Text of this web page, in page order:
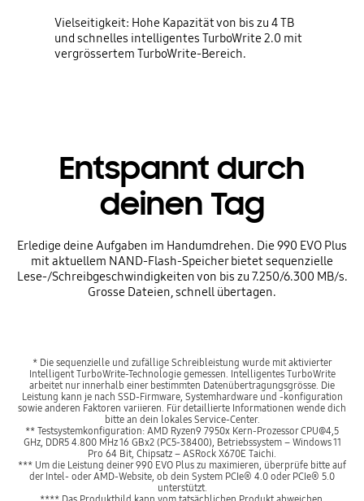
Vielseitigkeit: Hohe Kapazität von bis zu 4 TB
und schnelles intelligentes TurboWrite 2.0 mit
vergrössertem TurboWrite-Bereich.
Entspannt durch
deinen Tag
Erledige deine Aufgaben im Handumdrehen. Die 990 EVO Plus
mit aktuellem NAND-Flash-Speicher bietet sequenzielle
Lese-/Schreibgeschwindigkeiten von bis zu 7.250/6.300 MB/s.
Grosse Dateien, schnell übertagen.
* Die sequenzielle und zufällige Schreibleistung wurde mit aktivierter
Intelligent TurboWrite-Technologie gemessen. Intelligentes TurboWrite
arbeitet nur innerhalb einer bestimmten Datenübertragungsgrösse. Die
Leistung kann je nach SSD-Firmware, Systemhardware und -konfiguration
sowie anderen Faktoren variieren. Für detaillierte Informationen wende dich
bitte an dein lokales Service-Center.
** Testsystemkonfiguration: AMD Ryzen9 7950x Kern-Prozessor CPU@4,5
GHz, DDR5 4.800 MHz 16 GBx2 (PC5-38400), Betriebssystem – Windows 11
Pro 64 Bit, Chipsatz – ASRock X670E Taichi.
*** Um die Leistung deiner 990 EVO Plus zu maximieren, überprüfe bitte auf
der Intel- oder AMD-Website, ob dein System PCIe® 4.0 oder PCIe® 5.0
unterstützt.